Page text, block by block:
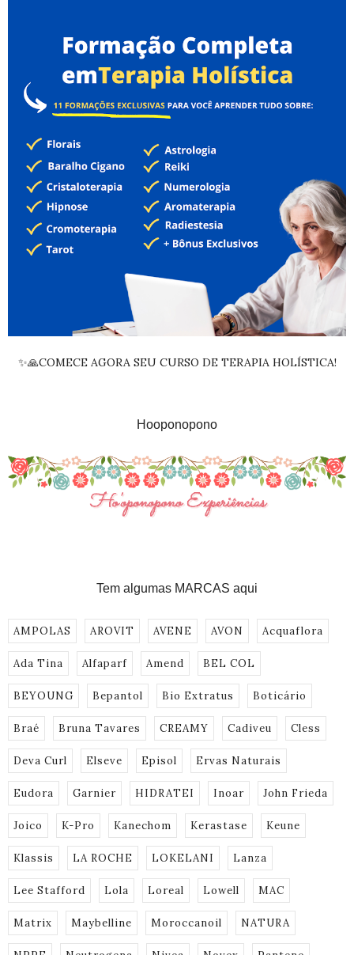
✨🙏COMECE AGORA SEU CURSO DE TERAPIA HOLÍSTICA!
Hooponopono
Tem algumas MARCAS aqui
AMPOLAS AROVIT AVENE AVON Acquaflora
Ada Tina Alfaparf Amend BEL COL
BEYOUNG Bepantol Bio Extratus Boticário
Braé Bruna Tavares CREAMY Cadiveu Cless
Deva Curl Elseve Episol Ervas Naturais
Eudora Garnier HIDRATEI Inoar John Frieda
Joico K-Pro Kanechom Kerastase Keune
Klassis LA ROCHE LOKELANI Lanza
Lee Stafford Lola Loreal Lowell MAC
Matrix Maybelline Moroccanoil NATURA